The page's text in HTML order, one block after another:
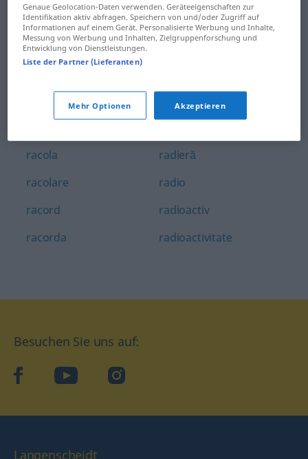
rac
rachetă
racola
racolare
racord
racorda
radical
radicaliza
radicular
radieră
radio
radioactiv
radioactivitate
Besuchen Sie uns auf:
facebookYouTube Instagram
Langenscheidt
Genaue Geolocation-Daten verwenden. Geräteeigenschaften zur
Identifikation aktiv abfragen. Speichern von und/oder Zugriff auf
Informationen auf einem Gerät. Personalisierte Werbung und Inhalte,
Messung von Werbung und Inhalten, Zielgruppenforschung und
Entwicklung von Dienstleistungen.
Liste der Partner (Lieferanten)
Mehr Optionen Akzeptieren